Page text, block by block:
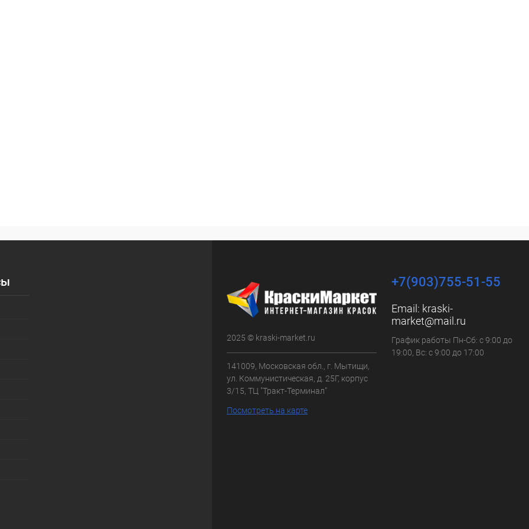
2025 © kraski-market.ru
141009, Московская обл., г. Мытищи,
ул. Коммунистическая, д. 25Г, корпус
3/15, ТЦ "Тракт-Терминал"
Посмотреть на карте
+7(903)755-51-55
Email: kraski-
market@mail.ru
График работы Пн-Сб: с 9:00 до
19:00, Вс: с 9:00 до 17:00